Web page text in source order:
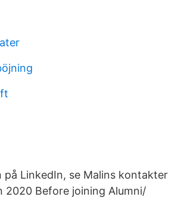
på LinkedIn, se Malins kontakter
Before joining Alumni/